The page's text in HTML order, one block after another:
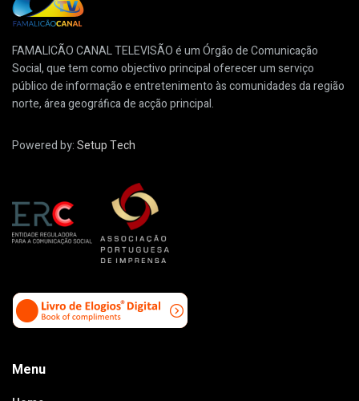
FAMALICÃO CANAL TELEVISÃO é um Órgão de Comunicação
Social, que tem como objectivo principal oferecer um serviço
público de informação e entretenimento às comunidades da região
norte, área geográfica de acção principal.
Powered by:Setup Tech
Menu